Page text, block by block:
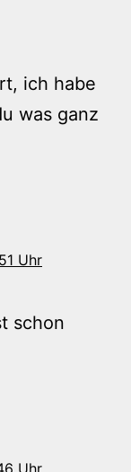
ich habe
was ganz
Uhr
schon
Uhr